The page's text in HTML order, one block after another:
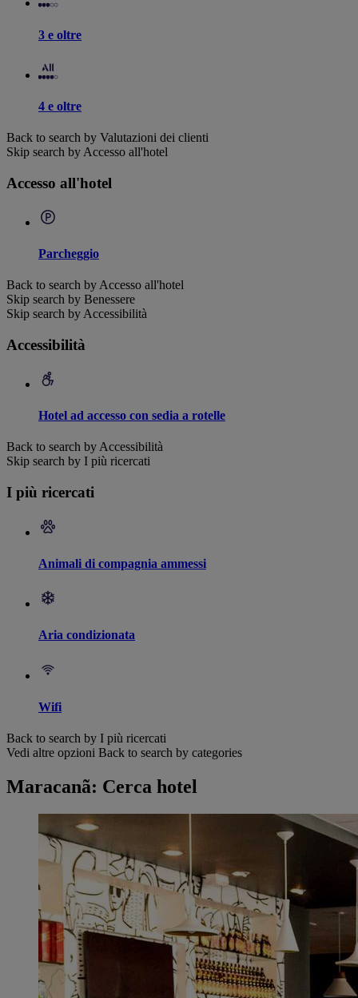
3 e oltre
4 e oltre
Back to search by Valutazioni dei clienti
Skip search by Accesso all'hotel
Accesso all'hotel
Parcheggio
Back to search by Accesso all'hotel
Skip search by Benessere
Skip search by Accessibilità
Accessibilità
Hotel ad accesso con sedia a rotelle
Back to search by Accessibilità
Skip search by I più ricercati
I più ricercati
Animali di compagnia ammessi
Aria condizionata
Wifi
Back to search by I più ricercati
Vedi altre opzioni Back to search by categories
Maracanã: Cerca hotel